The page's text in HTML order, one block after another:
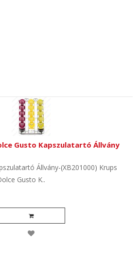
Gusto Kapszulatartó Állvány
Állvány-(XB201000) Krups
Gusto K..